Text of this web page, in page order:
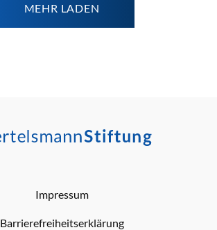
MEHR LADEN
Impressum
Barrierefreiheitserklärung